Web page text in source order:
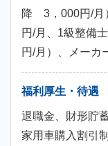
降 3，000円/月
円/月、1級整備
円/月）、メーカ
福利厚生・待遇
退職金、財形貯
家用車購入割引